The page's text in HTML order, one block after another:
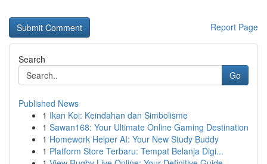
Report Page
Search
Go
Published News
1 Ikan Koi: Keindahan dan Simbolisme
1 Sawan168: Your Ultimate Online Gaming Destination
1 Homework Helper AI: Your New Study Buddy
1 Platform Store Terbaru: Tempat Belanja Digi...